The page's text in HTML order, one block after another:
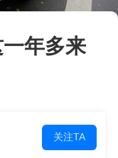
年多来
关注TA